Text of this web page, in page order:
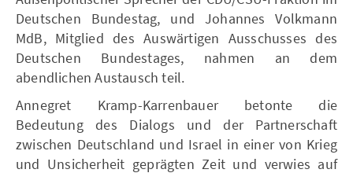
Deutschen Bundestag, und Johannes Volkmann
MdB, Mitglied des Auswärtigen Ausschusses des
Deutschen Bundestages, nahmen an dem
abendlichen Austausch teil.
Annegret Kramp-Karrenbauer betonte die
Bedeutung des Dialogs und der Partnerschaft
zwischen Deutschland und Israel in einer von Krieg
und Unsicherheit geprägten Zeit und verwies auf